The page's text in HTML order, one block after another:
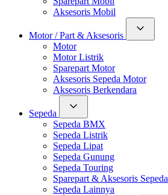
Aksesoris Mobil
Motor / Part & Aksesoris
Motor
Motor Listrik
Sparepart Motor
Aksesoris Sepeda Motor
Aksesoris Berkendara
Sepeda
Sepeda BMX
Sepeda Listrik
Sepeda Lipat
Sepeda Gunung
Sepeda Touring
Sparepart & Aksesoris Sepeda
Sepeda Lainnya